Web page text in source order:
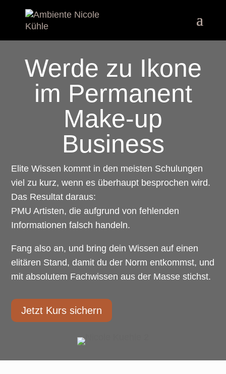
Werde zu Ikone
im Permanent
Make-up
Business
Elite Wissen kommt in den meisten Schulungen
viel zu kurz, wenn es überhaupt besprochen wird.
Das Resultat daraus:
PMU Artisten, die aufgrund von fehlenden
Informationen falsch handeln.
Fang also an, und bring dein Wissen auf einen
elitären Stand, damit du der Norm entkommst, und
mit absolutem Fachwissen aus der Masse stichst.
Jetzt Kurs sichern